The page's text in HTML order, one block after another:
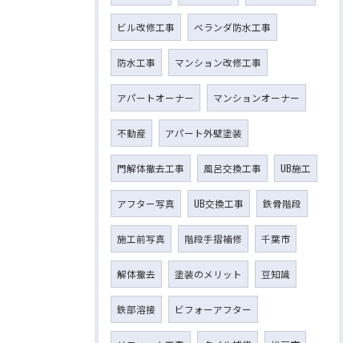
ビル改修工事 ベランダ防水工事
防水工事 マンション改修工事
アパートオーナー マンションオーナー
不動産 アパート外壁塗装
門解体撤去工事 風呂交換工事 UB施工
アフター写真 UB交換工事 鉄骨階段
施工前写真 階段手摺補修 千葉市
解体撤去 塗装のメリット 豆知識
鉄部溶接 ビフォーアフター